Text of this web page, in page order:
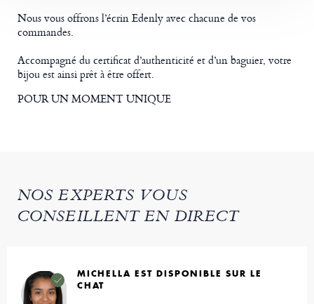
Nous vous offrons l’écrin Edenly avec chacune de vos
commandes.
Accompagné du certificat d’authenticité et d’un baguier, votre
bijou est ainsi prêt à être offert.
POUR UN MOMENT UNIQUE
NOS EXPERTS VOUS
CONSEILLENT EN DIRECT
MICHELLA EST DISPONIBLE SUR LE
CHAT